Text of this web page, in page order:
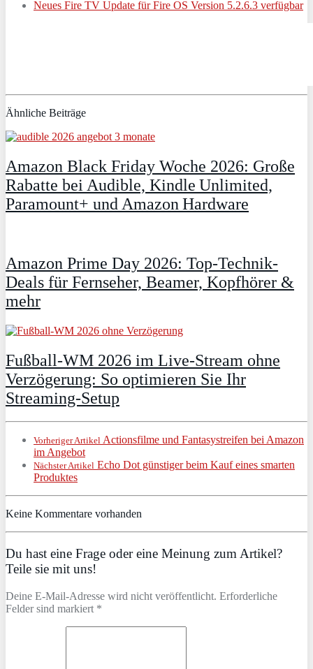
Neues Fire TV Update für Fire OS Version 5.2.6.3 verfügbar
Ähnliche Beiträge
Amazon Black Friday Woche 2026: Große
Rabatte bei Audible, Kindle Unlimited,
Paramount+ und Amazon Hardware
Amazon Prime Day 2026: Top-Technik-
Deals für Fernseher, Beamer, Kopfhörer &
mehr
Fußball-WM 2026 im Live-Stream ohne
Verzögerung: So optimieren Sie Ihr
Streaming-Setup
Vorheriger Artikel Actionsfilme und Fantasystreifen bei Amazon
im Angebot
Nächster Artikel Echo Dot günstiger beim Kauf eines smarten
Produktes
Keine Kommentare vorhanden
Du hast eine Frage oder eine Meinung zum Artikel?
Teile sie mit uns!
Deine E-Mail-Adresse wird nicht veröffentlicht. Erforderliche
Felder sind markiert *